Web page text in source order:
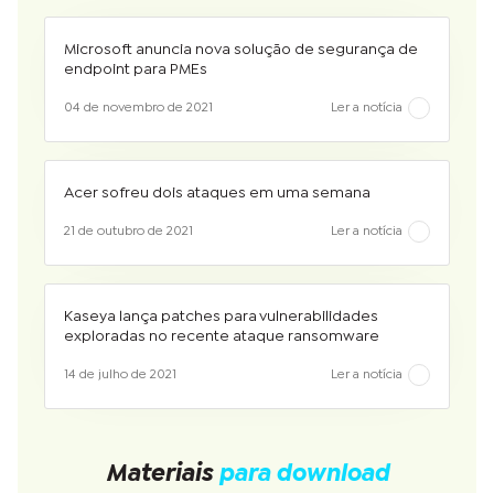
Microsoft anuncia nova solução de segurança de
endpoint para PMEs
04 de novembro de 2021 Ler a notícia
Acer sofreu dois ataques em uma semana
21 de outubro de 2021 Ler a notícia
Kaseya lança patches para vulnerabilidades
exploradas no recente ataque ransomware
14 de julho de 2021 Ler a notícia
Materiais para download